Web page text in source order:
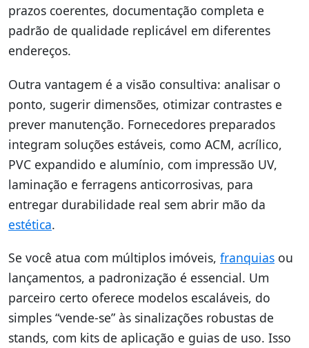
prazos coerentes, documentação completa e
padrão de qualidade replicável em diferentes
endereços.
Outra vantagem é a visão consultiva: analisar o
ponto, sugerir dimensões, otimizar contrastes e
prever manutenção. Fornecedores preparados
integram soluções estáveis, como ACM, acrílico,
PVC expandido e alumínio, com impressão UV,
laminação e ferragens anticorrosivas, para
entregar durabilidade real sem abrir mão da
estética.
Se você atua com múltiplos imóveis, franquias ou
lançamentos, a padronização é essencial. Um
parceiro certo oferece modelos escaláveis, do
simples “vende-se” às sinalizações robustas de
stands, com kits de aplicação e guias de uso. Isso